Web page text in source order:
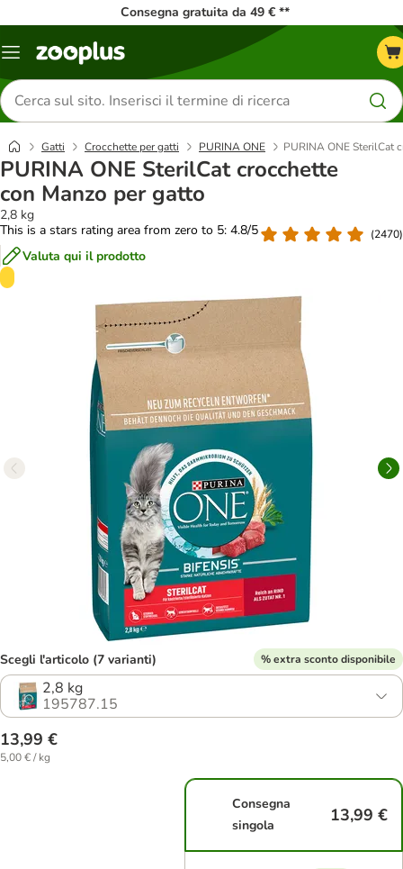
Consegna gratuita da 49 € **
Overview
Cerca
prodotti
Gatti Crocchette per gatti PURINA ONE PURINA ONE SterilCat
PURINA ONE SterilCat crocchette
con Manzo per gatto
2,8 kg
This is a stars rating area from zero to 5: 4.8/5
(2470)
Valuta qui il prodotto
Scegli l'articolo (7 varianti) % extra sconto disponibile
2,8 kg
195787.15
13,99 €
5,00 € / kg
Consegna
singola
13,99 €